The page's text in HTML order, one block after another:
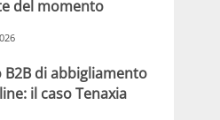
del momento
B2B di abbigliamento
il caso Tenaxia